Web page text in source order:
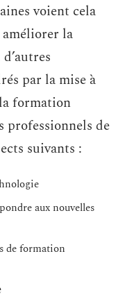
voient cela
la
par la mise à
formation
professionnels de
suivants :
aux nouvelles
de formation